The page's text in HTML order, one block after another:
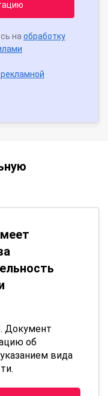
на обработку
Документ
об
вида